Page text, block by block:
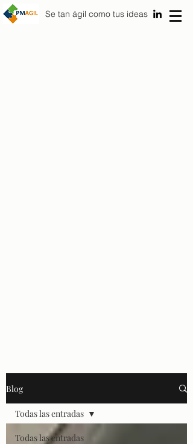
Se tan ágil como tus ideas
Blog
Todas las entradas
Todas las entradas